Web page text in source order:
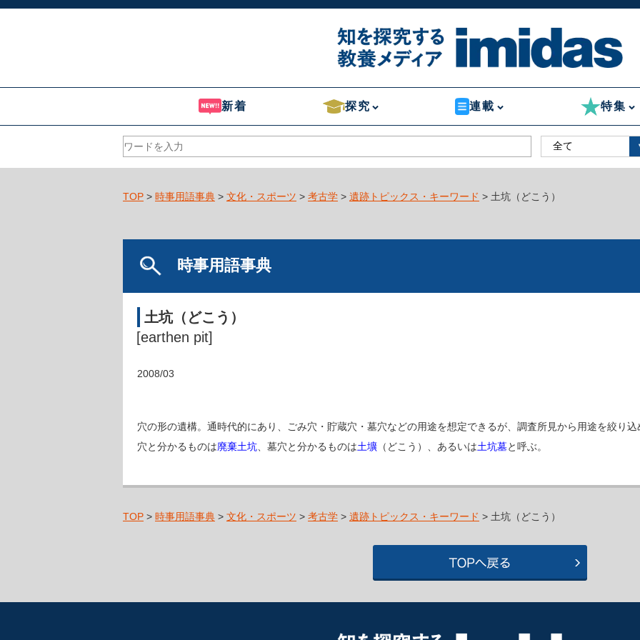
新着 探究 連載 特集
TOP > 時事用語事典 > 文化・スポーツ > 考古学 > 遺跡トピックス・キーワード > 土坑（どこう）
時事用語事典
土坑（どこう）
[earthen pit]
2008/03
穴の形の遺構。通時代的にあり、ごみ穴・貯蔵穴・墓穴などの用途を想定できるが、調査所見から用途を絞り
穴と分かるものは廃棄土坑 、墓穴と分かるものは土壙 （どこう）、あるいは土坑墓と呼ぶ。
TOP > 時事用語事典 > 文化・スポーツ > 考古学 > 遺跡トピックス・キーワード > 土坑（どこう）